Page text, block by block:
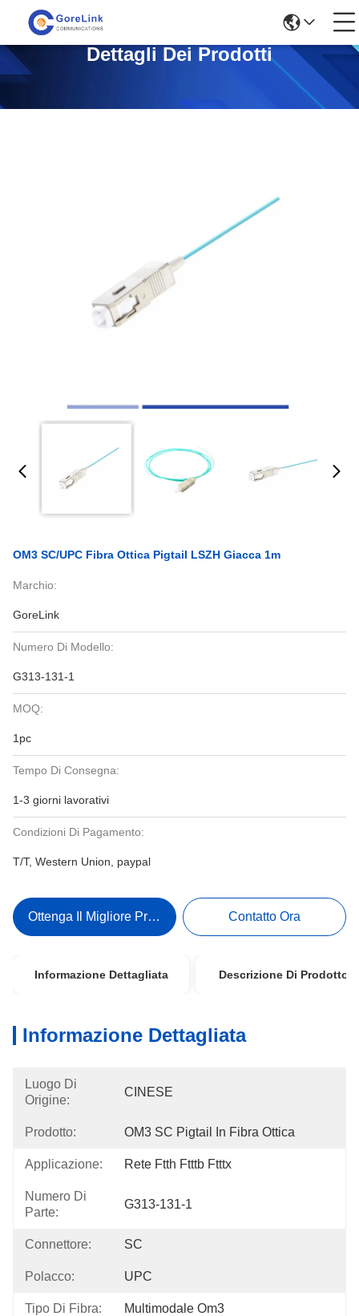
Dettagli Dei Prodotti
OM3 SC/UPC Fibra Ottica Pigtail LSZH Giacca 1m
Marchio:
GoreLink
Numero Di Modello:
G313-131-1
MOQ:
1pc
Tempo Di Consegna:
1-3 giorni lavorativi
Condizioni Di Pagamento:
T/T, Western Union, paypal
Ottenga Il Migliore Prezzo Contatto Ora
Informazione Dettagliata Descrizione Di Prodotto
Informazione Dettagliata
Luogo Di
Origine:
CINESE
Prodotto: OM3 SC Pigtail In Fibra Ottica
Applicazione: Rete Ftth Ftttb Ftttx
Numero Di
Parte:
G313-131-1
Connettore: SC
Polacco: UPC
Tipo Di Fibra: Multimodale Om3